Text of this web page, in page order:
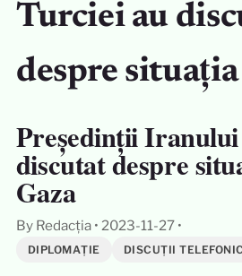
Turciei au
despre
Președinții
discutat despre
Gaza
By Redacția• 2023-11-27•
DIPLOMAȚIE DISCUȚII